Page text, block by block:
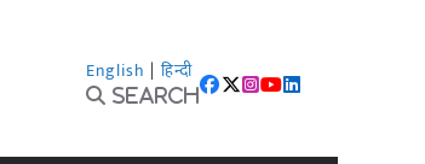
English | हिन्दी
Search